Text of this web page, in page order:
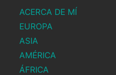
ACERCA DE MÍ
EUROPA
ASIA
AMÉRICA
ÁFRICA